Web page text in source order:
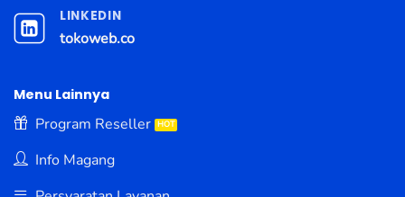
LINKEDIN
tokoweb.co
Menu Lainnya
Program Reseller
Info Magang